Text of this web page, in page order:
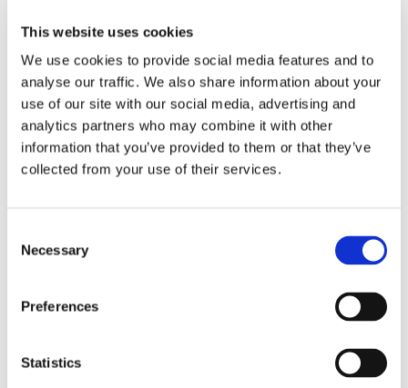
This website uses cookies
We use cookies to provide social media features and to
analyse our traffic. We also share information about your
use of our site with our social media, advertising and
analytics partners who may combine it with other
information that you’ve provided to them or that they’ve
collected from your use of their services.
Selection
Necessary
Preferences
Statistics
Polina Kanis. The Procedure [Die Maßnahme] 2017;